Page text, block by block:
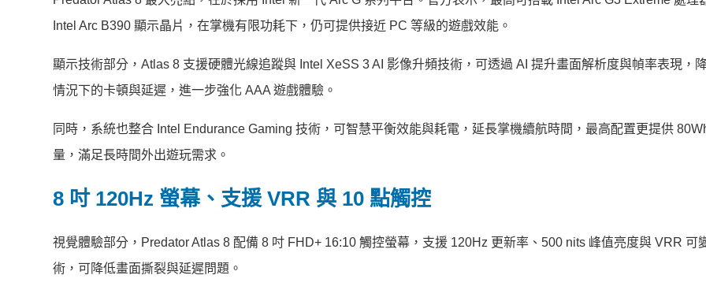
Intel Arc B390 顯示晶片，在掌機有限功耗下，仍可提供接近 PC 等級的遊戲效能。
顯示技術部分，Atlas 8 支援硬體光線追蹤與 Intel XeSS 3 AI 影像升頻技術，可透過 AI 提升畫面解析度與幀率表現，
情況下的卡頓與延遲，進一步強化 AAA 遊戲體驗。
同時，系統也整合 Intel Endurance Gaming 技術，可智慧平衡效能與耗電，延長掌機續航時間，最高配置更提供
量，滿足長時間外出遊玩需求。
8 吋 120Hz 螢幕、支援 VRR 與 10 點觸控
視覺體驗部分，Predator Atlas 8 配備 8 吋 FHD+ 16:10 觸控螢幕，支援 120Hz 更新率、500 nits 峰值亮度與 VRR 可
術，可降低畫面撕裂與延遲問題。